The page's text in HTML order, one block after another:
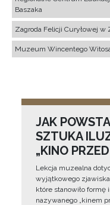
Baszaka
Zagroda Felicji Curyłowej w
Muzeum Wincentego
JAK
SZTUKA
„KINO
Lekcja muzealna
wyjątkowego
które stanowiło
nazywanego „kinem